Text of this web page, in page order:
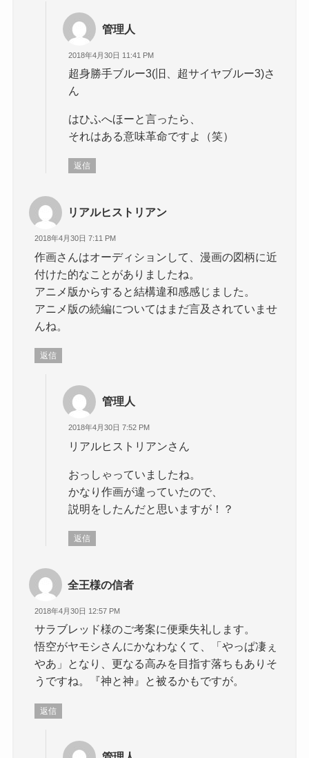
管理人
2018年4月30日 11:41 PM
超身勝手ブルー3(旧、超サイヤブルー3)さ
ん
はひふへほーと言ったら、
それはある意味革命ですよ（笑）
返信
リアルヒストリアン
2018年4月30日 7:11 PM
作画さんはオーディションして、漫画の図柄に近
付けた的なことがありましたね。
アニメ版からすると結構違和感感じました。
アニメ版の続編についてはまだ言及されていませ
んね。
返信
管理人
2018年4月30日 7:52 PM
リアルヒストリアンさん
おっしゃっていましたね。
かなり作画が違っていたので、
説明をしたんだと思いますが！？
返信
全王様の信者
2018年4月30日 12:57 PM
サラブレッド様のご考案に便乗失礼します。
悟空がヤモシさんにかなわなくて、「やっぱ凄ぇ
やあ」となり、更なる高みを目指す落ちもありそ
うですね。『神と神』と被るかもですが。
返信